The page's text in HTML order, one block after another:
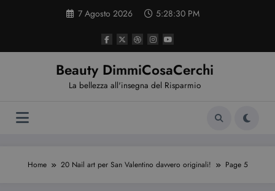
7 Agosto 2026 5:28:31 PM
Beauty DimmiCosaCerchi
La bellezza all'insegna del Risparmio
Home 20 Nail art per San Valentino davvero originali! Page 5